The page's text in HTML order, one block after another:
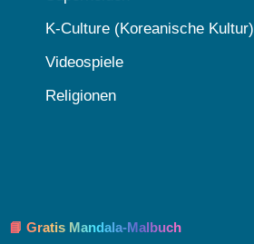
K-Culture (Koreanische Kultur)
Videospiele
Religionen
📘 Gratis Mandala-Malbuch